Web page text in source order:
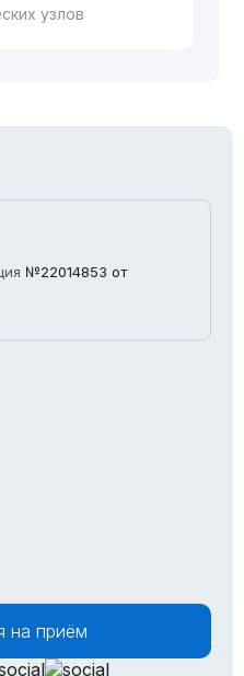
узлов
№22014853 от
на приём